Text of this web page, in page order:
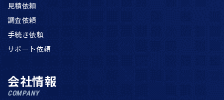
見積依頼
調査依頼
手続き依頼
サポート依頼
会社情報
COMPANY